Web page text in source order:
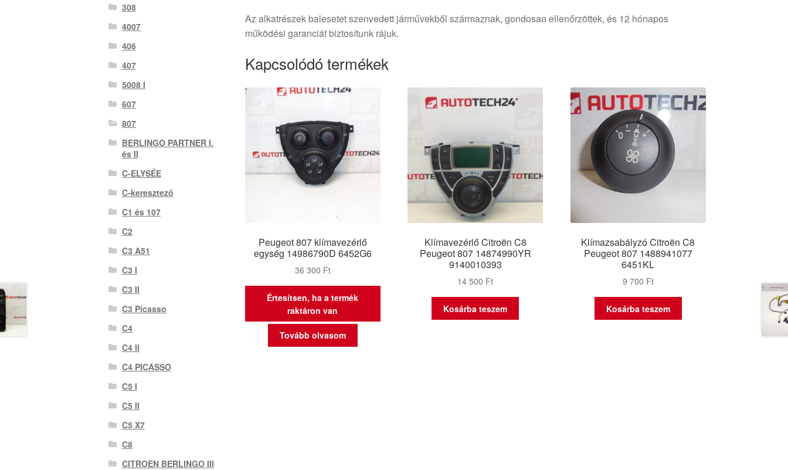
Az alkatrészek balesetet szenvedett járművekből származnak, gondosan ellenőrzöttek, és 12 hónapos
működési garanciát biztosítunk rájuk.
Kapcsolódó termékek
Peugeot 807 klímavezérlő
egység 14986790D 6452G6
36 300 Ft
Értesítsen, ha a termék
raktáron van
Tovább olvasom
Klímavezérlő Citroën C8
Peugeot 807 14874990YR
9140010393
14 500 Ft
Kosárba teszem
Klímazsabályzó Citroën C8
Peugeot 807 1488941077
6451KL
9 700 Ft
Kosárba teszem
308
4007
406
407
5008 I
607
807
BERLINGO PARTNER I.
és II
C-ELYSÉE
C-keresztező
C1 és 107
C2
C3 A51
C3 I
C3 II
C3 Picasso
C4
C4 II
C4 PICASSO
C5 I
C5 II
C5 X7
C8
CITROEN BERLINGO III